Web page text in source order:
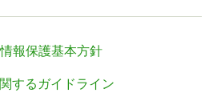
報保護基本方針
するガイドライン